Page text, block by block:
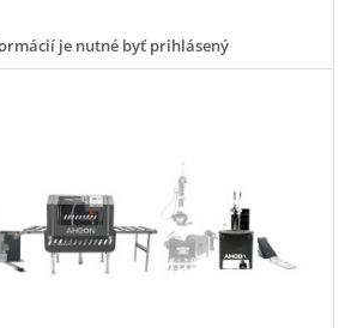
je nutné byť prihlásený